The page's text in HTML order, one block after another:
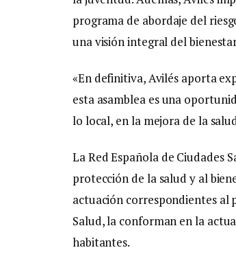
programa de abordaje del
una visión integral del
«En definitiva, Avilés aporta
esta asamblea es una
lo local, en la mejora de la
La Red Española de Ciudades
protección de la salud y al
actuación correspondientes al
Salud, la conforman en la
habitantes.